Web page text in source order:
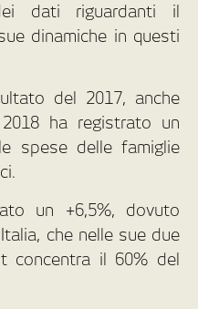
dati riguardanti il
dinamiche in questi
del 2017, anche
ha registrato un
spese delle famiglie
un +6,5%, dovuto
che nelle sue due
concentra il 60% del